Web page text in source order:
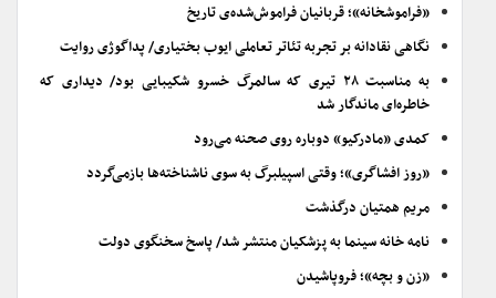
«فراموشخانه»؛ قربانیان فراموش‌شده‌ی تاریخ
نگاهی نقادانه بر تجربه تئاتر تعاملی ایوب بختیاری/ پداگوژی روایت
به مناسبت ۲۸ تیری که سالمرگ خسرو شکیبایی بود/ دیداری که
خاطره‌ای ماندگار شد
کمدی «مادرکیو» دوباره روی صحنه می‌رود
«روز افشاگری»؛ وقتی اسپیلبرگ به سوی ناشناخته‌ها بازمی‌گردد
مریم همتیان درگذشت
نامه خانه سینما به پزشکیان منتشر شد/ پاسخ سخنگوی دولت
«زن و بچه»؛ فروپاشیدن